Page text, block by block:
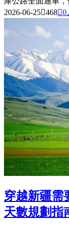
2026-06-254680
穿越新疆需
天數規劃指